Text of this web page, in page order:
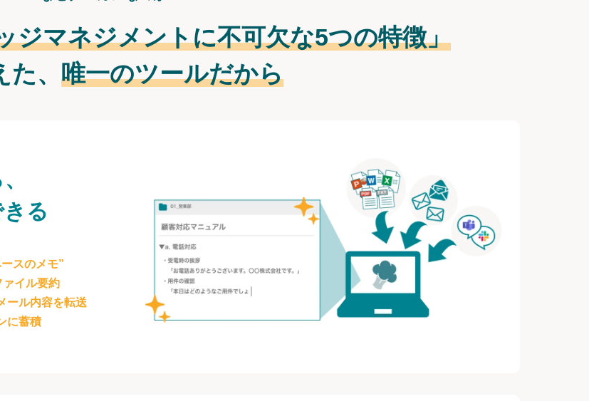
ジマネジメントに不可欠な5つの特徴」
、 唯一のツールだから
る
スのメモ”
イル要約
ール内容を転送
に蓄積